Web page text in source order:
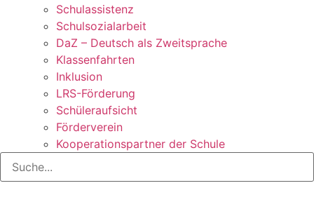
Schulassistenz
Schulsozialarbeit
DaZ – Deutsch als Zweitsprache
Klassenfahrten
Inklusion
LRS-Förderung
Schüleraufsicht
Förderverein
Kooperationspartner der Schule